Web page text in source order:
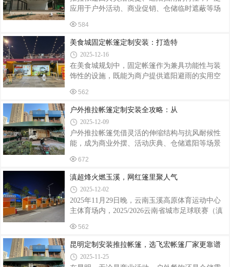
物流帐篷，会根据存储货物的类型、体积、重量
以及物流作业流程来定制尺寸、形状和结构。若
存储大型机械设备，帐篷需具备足够的空间高度
局会按照分拣流程进行规划，提高作业效率
应用于户外活动、商业促销、仓储临时遮蔽等场
使用寿命，还可能带来安全隐患。以下从安装前
准备、安装过程、使用后维护三方面，梳理关键
注意事项。安装前准备：场地与工具是基础场地
选择需谨慎安装前需确保场地平整坚实，避开松
软土地、斜坡或排水不畅区域。若地面为水泥
地，需检查是否有裂缝或凸起，防止帐篷支架受
力不均导致变形；若为泥土地，建议铺设木板或
场地，帐篷安装在未夯实的泥土地上，遇雨后
584
美食城固定帐篷定制安装：打造特
2025-12-16
在美食城规划中，固定帐篷作为兼具功能性与装
饰性的设施，既能为商户提供遮阳避雨的实用空
引客流的关键元素。以下从定制设计、材料选
择、安装流程及维护要点四个维度，解析美食城
固定帐篷的全流程解决方案。一、定制设计：融
合功能与美学美食城帐篷需兼顾实用性与视觉吸
引力。设计初期需明确使用场景：若用于烧烤
区，需选择耐高温、易清洁的材质；若作为轻食
区，可侧重通透感设计，采用大面积透光面料或
调，例如现代简约风可选用纯色系（如米白、深
灰
562
户外推拉帐篷定制安装全攻略：从
2025-12-09
户外推拉帐篷凭借灵活的伸缩结构与抗风耐候性
能，成为商业外摆、活动庆典、仓储遮阳等场景
结构安全与施工效率，以下从需求分析、设计定
制、安装施工到验收维护四大环节，解析全流程
关键要点。一、需求精准定位：场景决定功能配
置定制前需明确三大核心参数：使用场景：商业
外摆需考虑人流动线与品牌展示，选择带LOGO印
刷的半透明篷布；仓储场景则需优先防水等级
≥IPX4的加厚PVC篷布，搭配防紫外线涂层延长使
定帐篷展开长度（通常3-15米可调）、跨度（
672
滇超烽火燃玉溪，网红篷里聚人气
2025-12-02
2025年11月29日晚，云南玉溪高原体育运动中心
主体育场内，2025/2026云南省城市足球联赛（滇
足球盛宴，不仅以玉溪队4比0完胜怒江队的精彩
对决点燃绿茵激情，更以赛场周边昆明飞宏帐篷
厂定制的网红篷区，构建起“体育+文旅”的沉浸式
体验空间，成为赛事之外的另一道风景线。定制
562
昆明定制安装推拉帐篷，选飞宏帐篷厂家更靠谱
2025-11-25